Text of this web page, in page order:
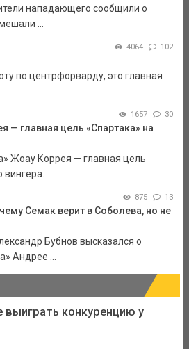
нападающего сообщили о
...
4064 102
по центрфорварду, это главная
1657 30
— главная цель «Спартака» на
Жоау Коррея — главная цель
вингера.
875 13
Семак верит в Соболева, но не
Бубнов высказался о
Андрее ...
конкуренцию у